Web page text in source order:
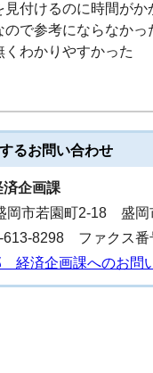
見付けるのに時間がか
ので参考にならなかっ
くわかりやすかった
るお問い合わせ
済企画課
市若園町2-18 盛岡
613-8298 ファクス番
経済企画課へのお問